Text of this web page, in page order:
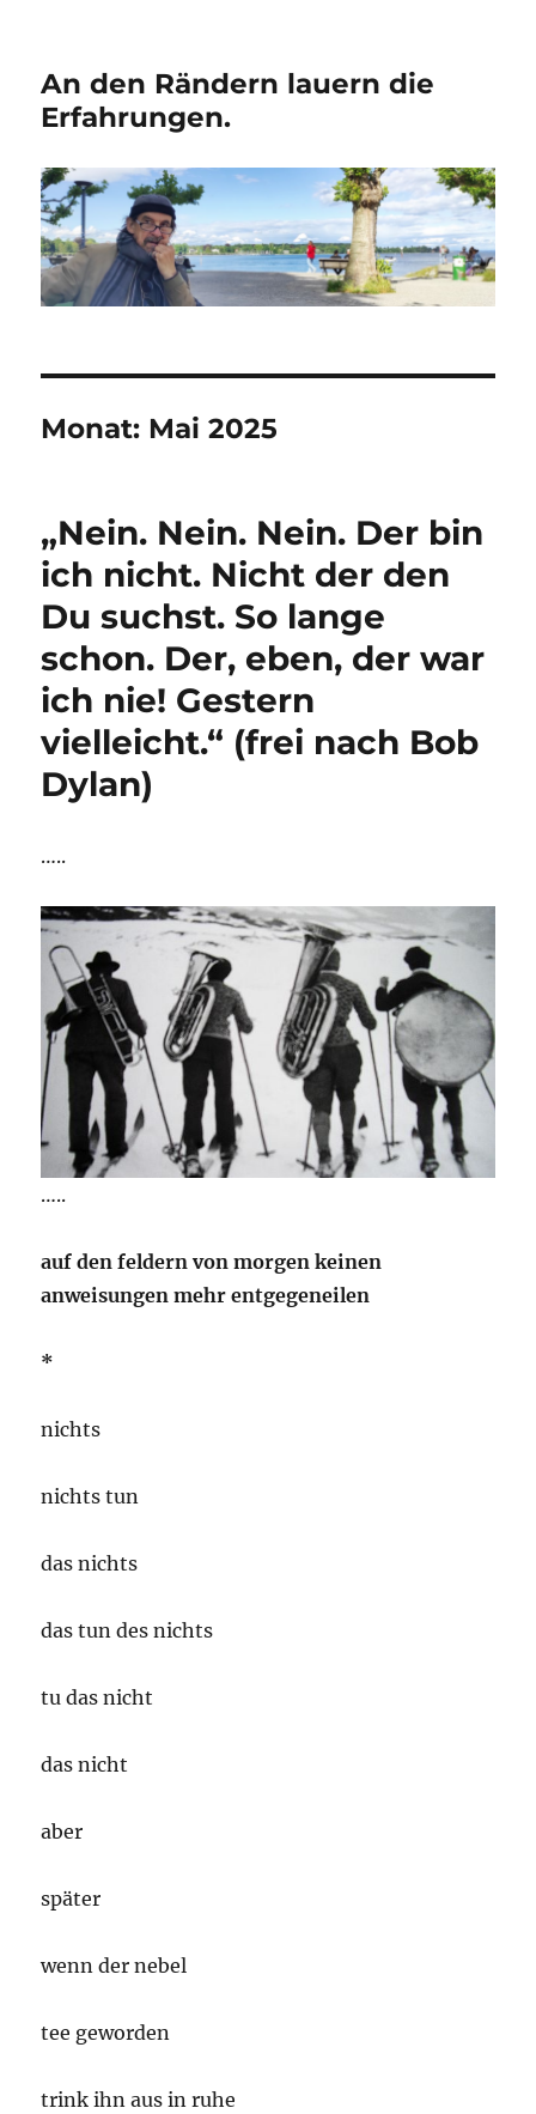
An den Rändern lauern die
Erfahrungen.
Monat: Mai 2025
„Nein. Nein. Nein. Der bin
ich nicht. Nicht der den
Du suchst. So lange
schon. Der, eben, der war
ich nie! Gestern
vielleicht.“ (frei nach Bob
Dylan)
…..
…..
auf den feldern von morgen keinen
anweisungen mehr entgegeneilen
*
nichts
nichts tun
das nichts
das tun des nichts
tu das nicht
das nicht
aber
später
wenn der nebel
tee geworden
trink ihn aus in ruhe